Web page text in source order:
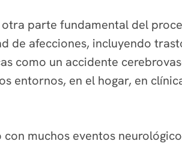
parte fundamental del
de afecciones, incluyendo
como un accidente
entornos, en el hogar, en
muchos eventos